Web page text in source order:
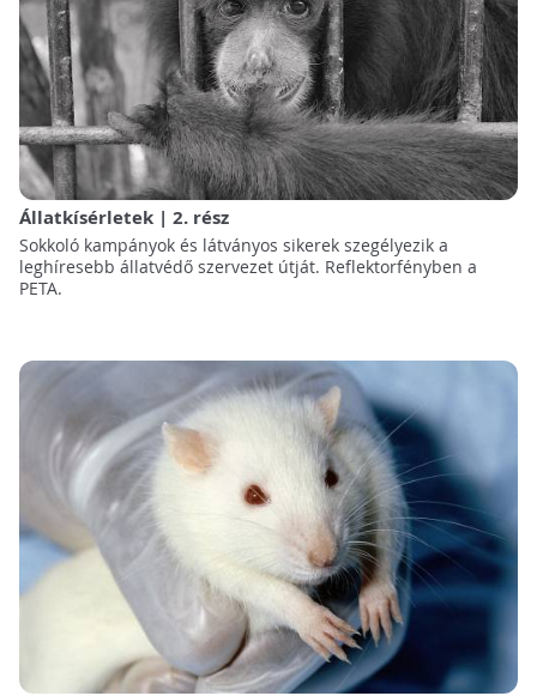
Állatkísérletek | 2. rész
Sokkoló kampányok és látványos sikerek szegélyezik a
leghíresebb állatvédő szervezet útját. Reflektorfényben a
PETA.